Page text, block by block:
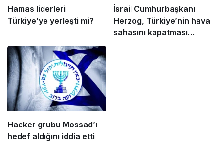
Hamas liderleri
Türkiye’ye yerleşti mi?
İsrail Cumhurbaşkanı
Herzog, Türkiye’nin hava
sahasını kapatması
Hacker grubu Mossad’ı
hedef aldığını iddia etti